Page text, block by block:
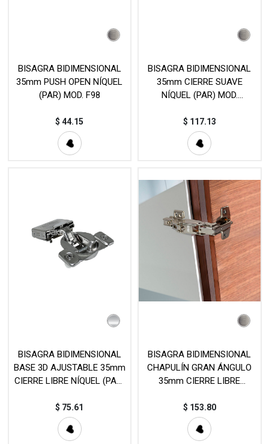
BISAGRA BIDIMENSIONAL
35mm PUSH OPEN NÍQUEL
(PAR) MOD. F98
$44.15
BISAGRA BIDIMENSIONAL
35mm CIERRE SUAVE
NÍQUEL (PAR) MOD.
$ 117.13
BISAGRA BIDIMENSIONAL
BASE 3D AJUSTABLE 35mm
CIERRE LIBRE NÍQUEL (PAR)
$ 75.61
BISAGRA BIDIMENSIONAL
CHAPULÍN GRAN ÁNGULO
35mm CIERRE LIBRE
C93A506
$ 153.80